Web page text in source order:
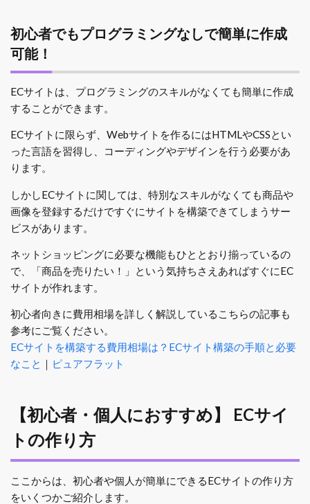
初心者でもプログラミングなしで簡単に作成
可能！
ECサイトは、プログラミングのスキルがなくても簡単に作成
することができます。
ECサイトに限らず、Webサイトを作るにはHTMLやCSSとい
った言語を習得し、コーディングやデザインを行う必要があ
ります。
しかしECサイトに関しては、特別なスキルがなくても商品や
画像を登録するだけですぐにサイトを構築できてしまうサー
ビスがあります。
ネットショッピングに必要な機能もひととおり揃っているの
で、「商品を売りたい！」という気持ちさえあればすぐにEC
サイトが作れます。
初心者向きに費用相場を詳しく解説しているこちらの記事も
参考にご覧ください。
ECサイトを構築する費用相場は？ECサイト構築の手順と必要
なこと ｜ ピュアフラット
【初心者・個人におすすめ】 ECサイ
トの作り方
ここからは、初心者や個人が簡単にできるECサイトの作り方
をいくつかご紹介します。